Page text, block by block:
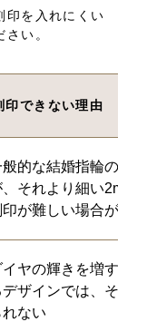
印を入れにくい
い。
印できない理由
般的な結婚指輪の幅
、それより細い2mm
印が難しい場合がある
イヤの輝きを増すた
デザインでは、その
ない